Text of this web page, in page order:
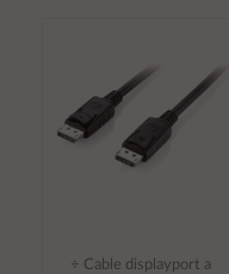
÷ Cable displayport a